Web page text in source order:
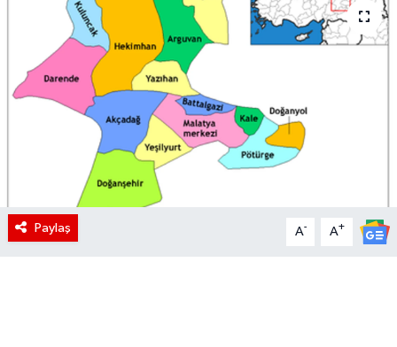
Paylaş A- A+